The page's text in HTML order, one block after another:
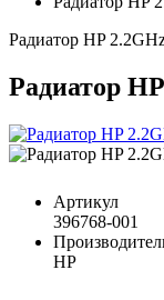
Радиатор HP
Радиатор
Артикул
396768-001
HP